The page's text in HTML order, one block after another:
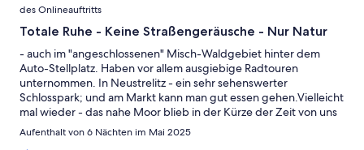
des Onlineauftritts
Totale Ruhe - Keine Straßengeräusche - Nur Natur
- auch im "angeschlossenen" Misch-Waldgebiet hinter dem
Auto-Stellplatz. Haben vor allem ausgiebige Radtouren
unternommen. In Neustrelitz - ein sehr sehenswerter
Schlosspark; und am Markt kann man gut essen gehen.Vielleicht
mal wieder - das nahe Moor blieb in der Kürze der Zeit von uns
noch unentdeckt.
Aufenthalt von 6 Nächten im Mai 2025